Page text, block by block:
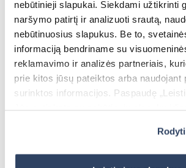
nebūtinieji slapukai. Siekdami užtikrinti
naršymo patirtį ir analizuoti srautą,
nebūtinuosius slapukus. Be to,
informaciją bendriname su
reklamavimo ir analizės partneriais,
prie kitos jūsų pateiktos arba naudojant
surinktos informacijos. Paspaudę
paspauskite mygtuką „Rodyti
Daugiau informacijos rasite UAB
Roller Blinds Day-Night
Electric Venetian Blinds
Roller Nets
Terrace Awnings
Carport